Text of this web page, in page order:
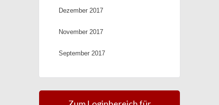
Dezember 2017
November 2017
September 2017